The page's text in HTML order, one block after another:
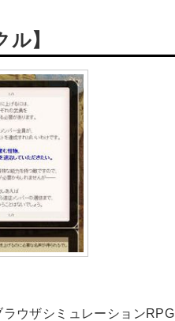
】
ウザシミュレーションRPG